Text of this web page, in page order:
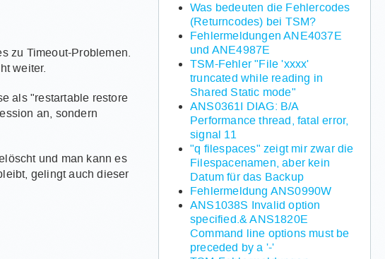
zu Timeout-Problemen.
weiter.
als "restartable restore
an, sondern
und man kann es
gelingt auch dieser
Was bedeuten die Fehlercodes
(Returncodes) bei TSM?
Fehlermeldungen ANE4037E
und ANE4987E
TSM-Fehler "File 'xxxx'
truncated while reading in
Shared Static mode"
ANS0361I DIAG: B/A
Performance thread, fatal error,
signal 11
"q filespaces" zeigt mir zwar die
Filespacenamen, aber kein
Datum für das Backup
Fehlermeldung ANS0990W
ANS1038S Invalid option
specified.& ANS1820E
Command line options must be
preceded by a '-'